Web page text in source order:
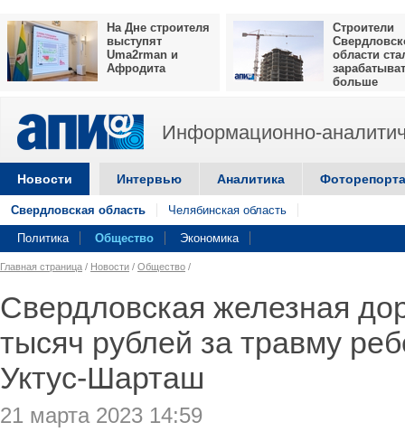
На Дне строителя
выступят
Uma2rman и
Афродита
Строители
области
больше
Информационно-
Новости Интервью Аналитика
Свердловская область Челябинская область
Политика Общество Экономика
Главная страница / Новости / Общество /
Свердловская железная
тысяч рублей за травму
Уктус-Шарташ
21 марта 2023 14:59